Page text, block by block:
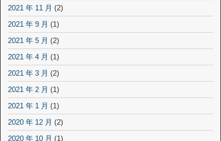
2021 年 11 月 (2)
2021 年 9 月 (1)
2021 年 5 月 (2)
2021 年 4 月 (1)
2021 年 3 月 (2)
2021 年 2 月 (1)
2021 年 1 月 (1)
2020 年 12 月 (2)
2020 年 10 月 (1)